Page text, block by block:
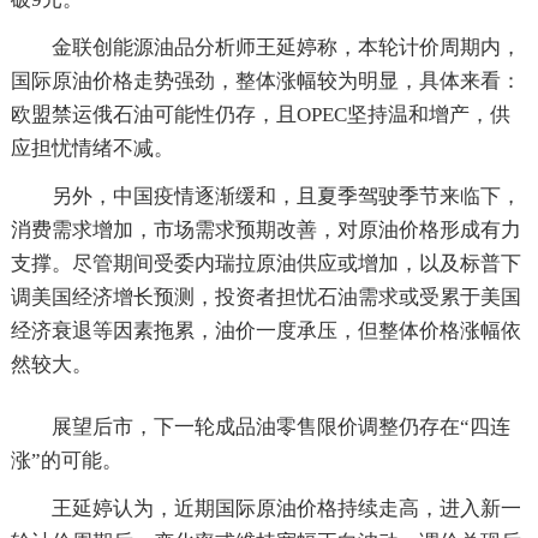
金联创能源油品分析师王延婷称，本轮计价周期内，
国际原油价格走势强劲，整体涨幅较为明显，具体来看：
欧盟禁运俄石油可能性仍存，且OPEC坚持温和增产，供
应担忧情绪不减。
另外，中国疫情逐渐缓和，且夏季驾驶季节来临下，
消费需求增加，市场需求预期改善，对原油价格形成有力
支撑。尽管期间受委内瑞拉原油供应或增加，以及标普下
调美国经济增长预测，投资者担忧石油需求或受累于美国
经济衰退等因素拖累，油价一度承压，但整体价格涨幅依
然较大。
展望后市，下一轮成品油零售限价调整仍存在“四连
涨”的可能。
王延婷认为，近期国际原油价格持续走高，进入新一